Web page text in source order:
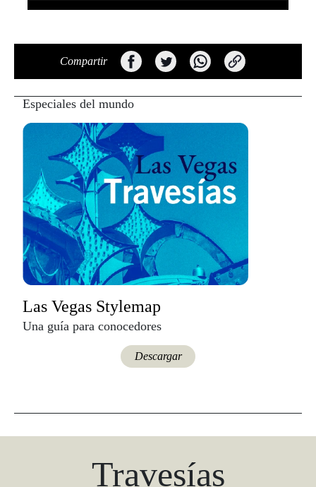
Compartir
Especiales del mundo
Las Vegas Stylemap
Una guía para conocedores
Descargar
Travesías